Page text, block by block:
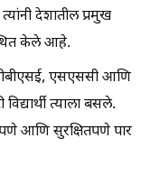
देशातील प्रमुख
केले आहे.
एसएससी आणि
त्याला बसले.
आणि सुरक्षितपणे पार